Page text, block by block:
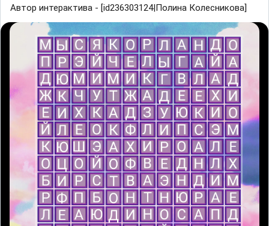
Автор интерактива - [id236303124|Полина Колесникова]